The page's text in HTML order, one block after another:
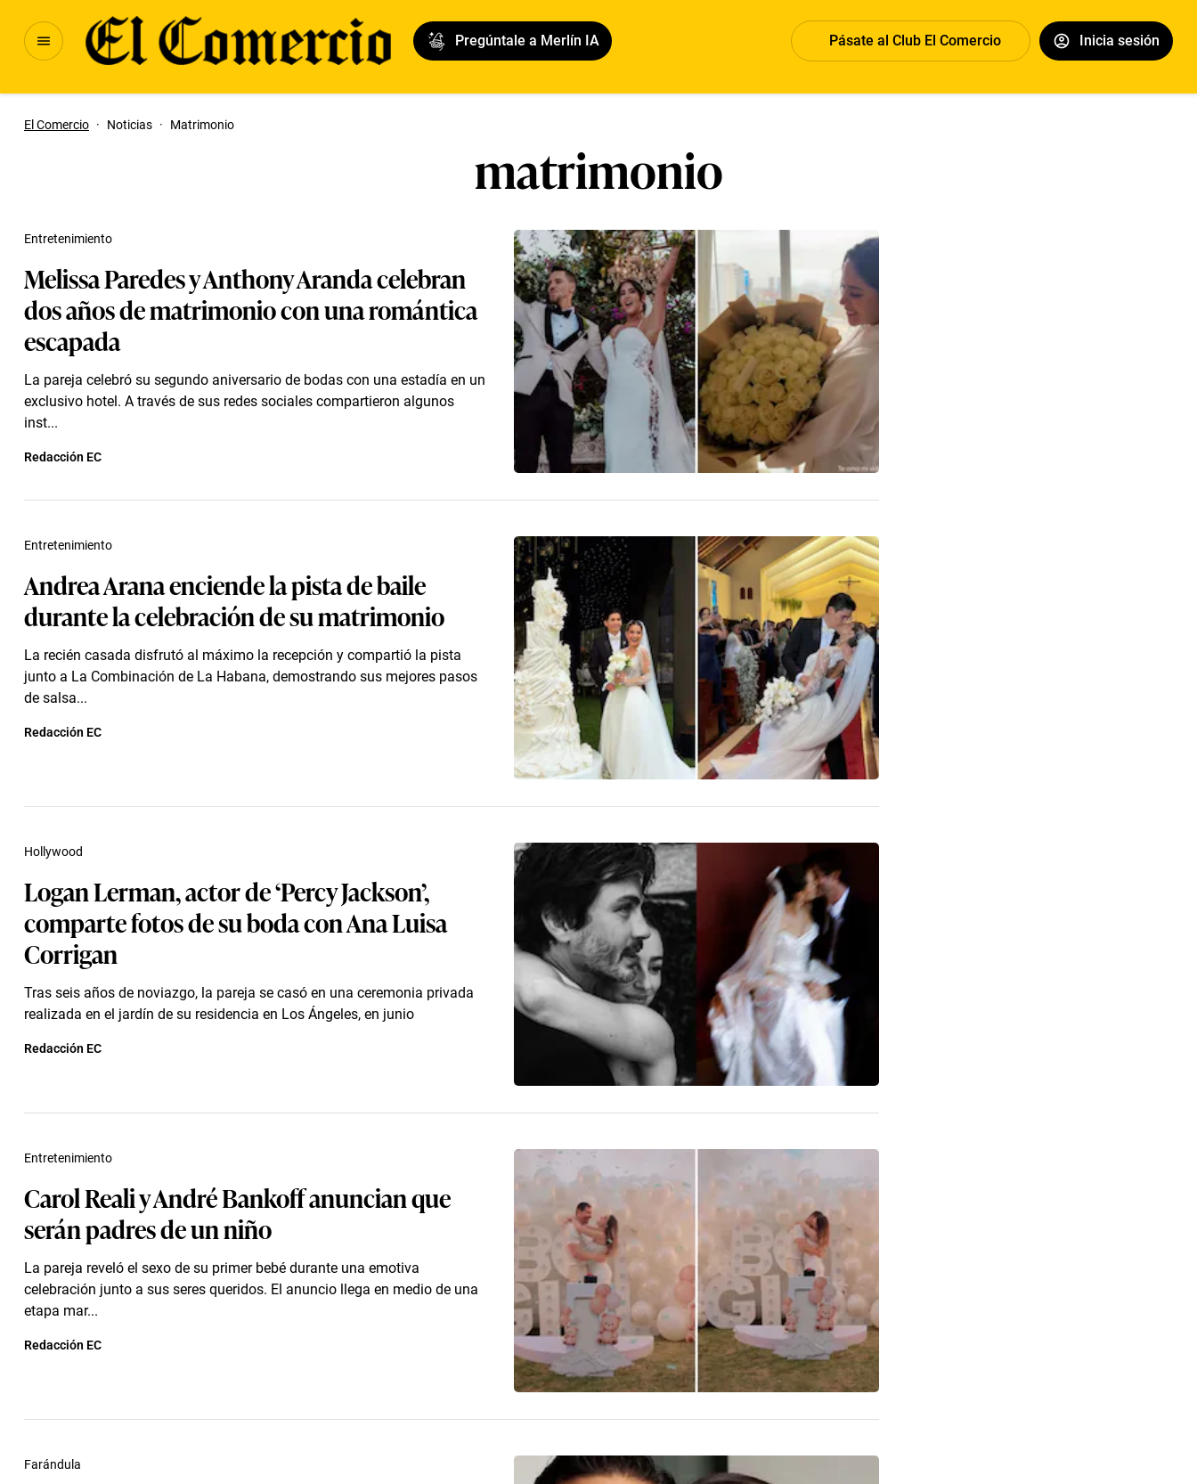
Pregúntale a Merlín IA Pásate al Club El Comercio Inicia sesión
El Comercio · Noticias · Matrimonio
matrimonio
Melissa Paredes y Anthony Aranda celebran
dos años de matrimonio con una romántica
escapada
La pareja celebró su segundo aniversario de bodas con una estadía en un
exclusivo hotel. A través de sus redes sociales compartieron algunos
inst...
Entretenimiento
Redacción EC
Andrea Arana enciende la pista de baile
durante la celebración de su matrimonio
La recién casada disfrutó al máximo la recepción y compartió la pista
junto a La Combinación de La Habana, demostrando sus mejores pasos
de salsa...
Entretenimiento
Redacción EC
Logan Lerman, actor de ‘Percy Jackson’,
comparte fotos de su boda con Ana Luisa
Corrigan
Tras seis años de noviazgo, la pareja se casó en una ceremonia privada
realizada en el jardín de su residencia en Los Ángeles, en junio
Hollywood
Redacción EC
Carol Reali y André Bankoff anuncian que
serán padres de un niño
La pareja reveló el sexo de su primer bebé durante una emotiva
celebración junto a sus seres queridos. El anuncio llega en medio de una
etapa mar...
Entretenimiento
Redacción EC
Farándula